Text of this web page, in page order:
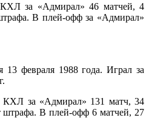
за «Адмирал» 46 матчей, 4
В плей-офф за «Адмирал»
февраля 1988 года. Играл за
КХЛ за «Адмирал» 131 матч, 34
штрафа. В плей-офф 6 матчей, 27